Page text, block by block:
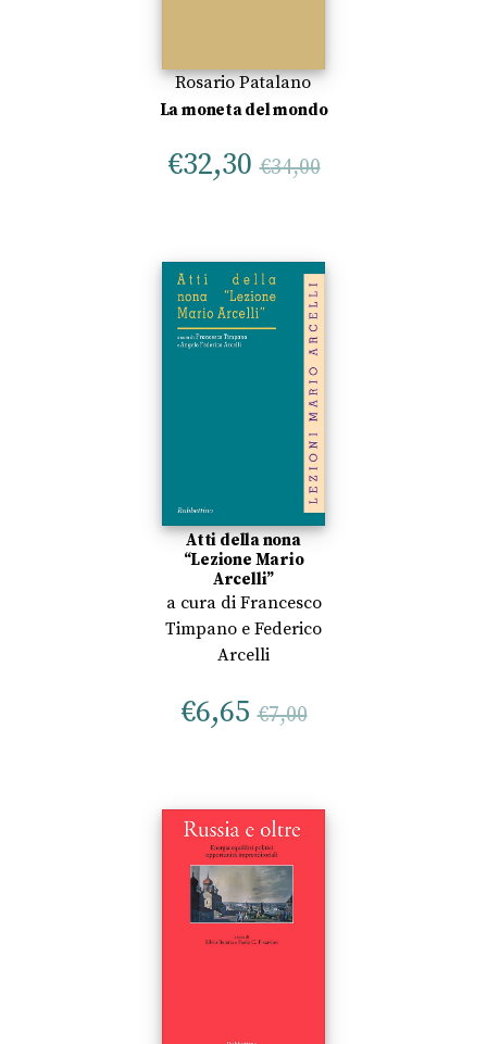
Rosario Patalano
La moneta del mondo
€32,30 €34,00
Atti della nona
“Lezione Mario
Arcelli”
a cura di Francesco
Timpano e Federico
Arcelli
€6,65 €7,00